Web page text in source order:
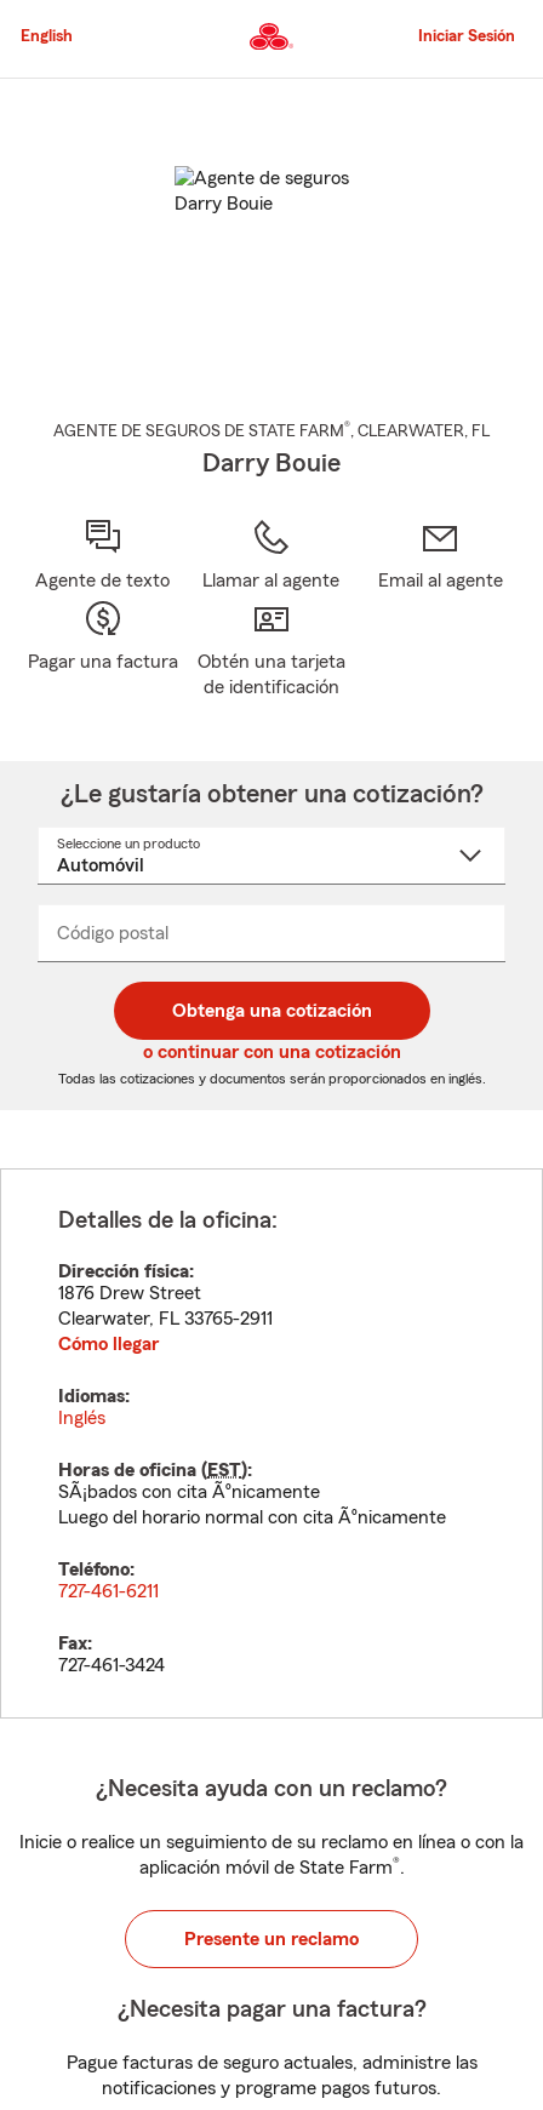
al
principal
English Iniciar Sesión
AGENTE DE SEGUROS DE STATE FARM®, CLEARWATER, FL
Darry Bouie
Agente de texto Llamar al agente Email al agente
Pagar una factura
Obtén una tarjeta
de identificación
¿Le gustaría obtener una cotización?
Seleccione un producto
desplegable
Código postal
de
5
dígitos
de
5
dígitos
_____
Obtenga una cotización
o continuar con una cotización
Todas las cotizaciones y documentos serán proporcionados en inglés.
Detalles de la oficina:
Dirección física:
1876 Drew Street
Clearwater, FL 33765-2911
Cómo llegar
Idiomas:
Inglés
Horas de oficina (EST):
SÃ¡bados con cita Ãºnicamente
Luego del horario normal con cita Ãºnicamente
Teléfono:
727-461-6211
Fax:
727-461-3424
¿Necesita ayuda con un reclamo?
Inicie o realice un seguimiento de su reclamo en línea o con la
aplicación móvil de State Farm®.
Presente un reclamo
¿Necesita pagar una factura?
Pague facturas de seguro actuales, administre las
notificaciones y programe pagos futuros.